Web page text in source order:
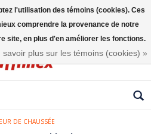
DE CHAUSSÉE
l'utilisation des témoins (cookies). Ces
comprendre la provenance de notre
site, en plus d'en améliorer les fonctions.
savoir plus sur les témoins (cookies) »